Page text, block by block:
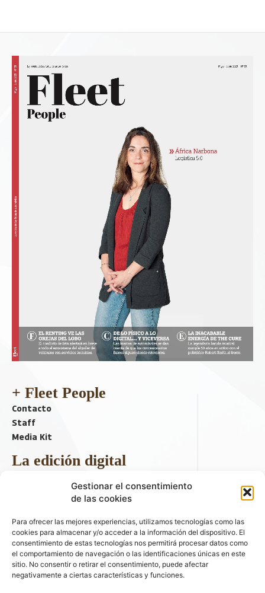
Gestionar el consentimiento
de las cookies
Para ofrecer las mejores experiencias, utilizamos tecnologías como las
cookies para almacenar y/o acceder a la información del dispositivo. El
consentimiento de estas tecnologías nos permitirá procesar datos como
el comportamiento de navegación o las identificaciones únicas en este
sitio. No consentir o retirar el consentimiento, puede afectar
negativamente a ciertas características y funciones.
+ Fleet People
Contacto
Staff
Media Kit
La edición digital
Descargar último ejemplar
ir a hemeroteca
+ Contenido en redes sociales